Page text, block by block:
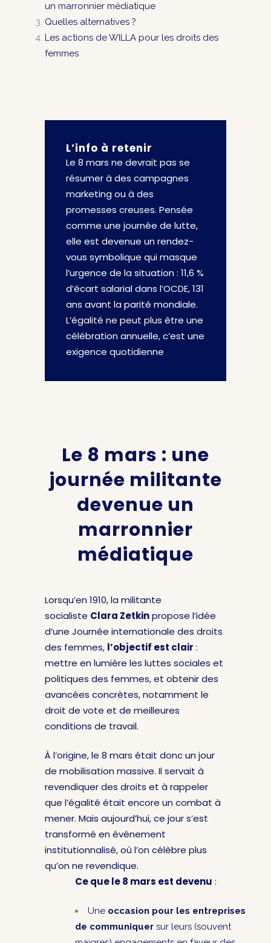
un marronnier médiatique
Quelles alternatives ?
Les actions de WILLA pour les droits des
femmes
L’info à retenir
Le 8 mars ne devrait pas se
résumer à des campagnes
marketing ou à des
promesses creuses. Pensée
comme une journée de lutte,
elle est devenue un rendez-
vous symbolique qui masque
l’urgence de la situation : 11,6 %
d’écart salarial dans l’OCDE, 131
ans avant la parité mondiale.
L’égalité ne peut plus être une
célébration annuelle, c’est une
exigence quotidienne
Le 8 mars : une
journée militante
devenue un
marronnier
médiatique
Lorsqu’en 1910, la militante
socialiste Clara Zetkinpropose l’idée
d’une Journée internationale des droits
des femmes, l’objectif est clair :
mettre en lumière les luttes sociales et
politiques des femmes, et obtenir des
avancées concrètes, notamment le
droit de vote et de meilleures
conditions de travail.
À l’origine, le 8 mars était donc un jour
de mobilisation massive. Il servait à
revendiquer des droits et à rappeler
que l’égalité était encore un combat à
mener. Mais aujourd’hui, ce jour s’est
transformé en événement
institutionnalisé, où l’on célèbre plus
qu’on ne revendique.
Ce que le 8 mars est devenu :
Une occasion pour les entreprises
de communiquer sur leurs (souvent